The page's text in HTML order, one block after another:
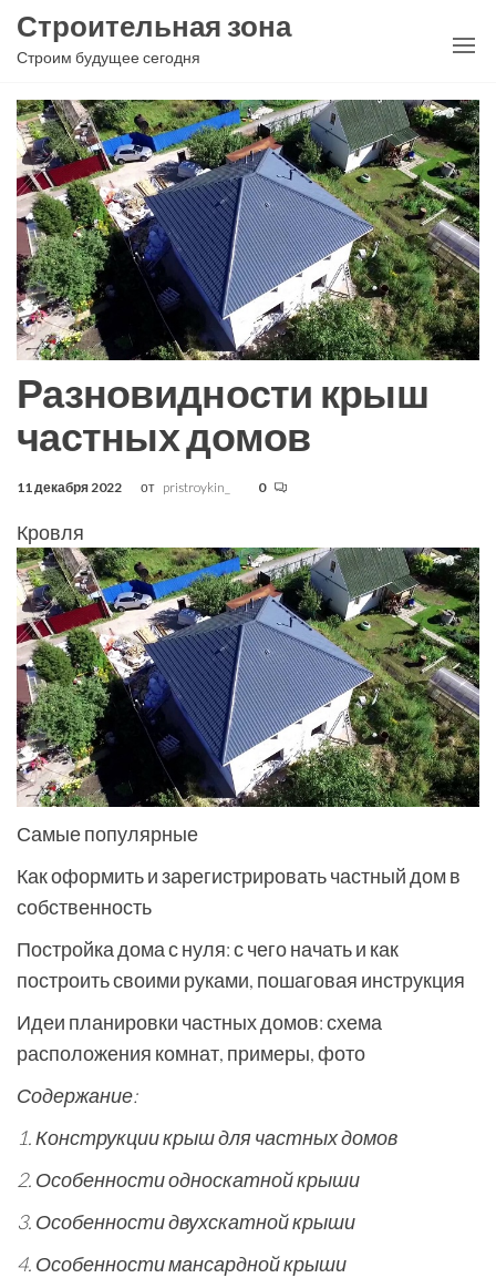
Перейти
Строительная зона
Строим будущее сегодня
Разновидности крыш
частных домов
11 декабря 2022 от pristroykin_ 0
Кровля
Самые популярные
Как оформить и зарегистрировать частный дом в
собственность
Постройка дома с нуля: с чего начать и как
построить своими руками, пошаговая инструкция
Идеи планировки частных домов: схема
расположения комнат, примеры, фото
Содержание:
1. Конструкции крыш для частных домов
2. Особенности односкатной крыши
3. Особенности двухскатной крыши
4. Особенности мансардной крыши